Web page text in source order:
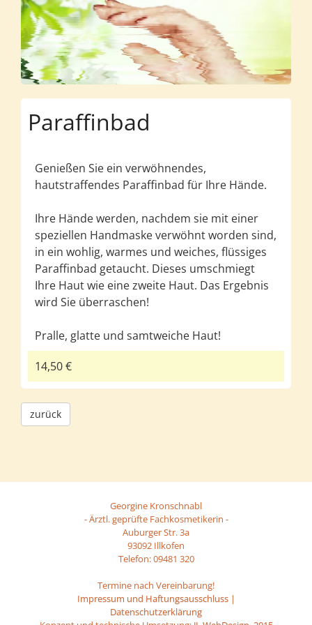
Paraffinbad
Genießen Sie ein verwöhnendes,
hautstraffendes Paraffinbad für Ihre Hände.
Ihre Hände werden, nachdem sie mit einer
speziellen Handmaske verwöhnt worden sind,
in ein wohlig, warmes und weiches, flüssiges
Paraffinbad getaucht. Dieses umschmiegt
Ihre Haut wie eine zweite Haut. Das Ergebnis
wird Sie überraschen!
Pralle, glatte und samtweiche Haut!
14,50 €
zurück
Georgine Kronschnabl
- Ärztl. geprüfte Fachkosmetikerin -
Auburger Str. 3a
93092 Illkofen
Telefon: 09481 320
Termine nach Vereinbarung!
Impressum und Haftungsausschluss|
Datenschutzerklärung